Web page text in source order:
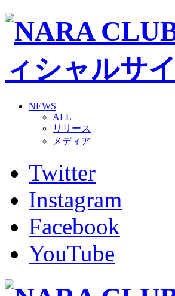
NEWS
ALL
リリース
メディア
グッズ
ファンコミュニティ
ホームタウン
コラム
その他
TEAM
2026/27トップチーム
2026/27トップチームスタッフ
バモス
Twitter
Instagram
Facebook
YouTube